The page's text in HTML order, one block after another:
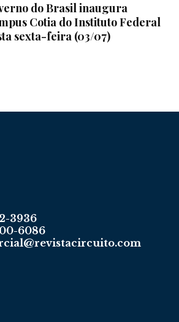
do Brasil inaugura
Cotia do Instituto Federal
sexta-feira (03/07)
3936
6086